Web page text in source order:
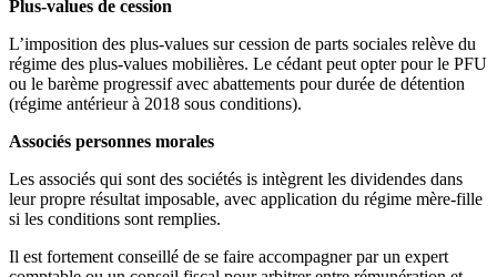
Plus-values de cession
L’imposition des plus-values sur cession de parts sociales relève du
régime des plus-values mobilières. Le cédant peut opter pour le PFU
ou le barème progressif avec abattements pour durée de détention
(régime antérieur à 2018 sous conditions).
Associés personnes morales
Les associés qui sont des sociétés is intègrent les dividendes dans
leur propre résultat imposable, avec application du régime mère-fille
si les conditions sont remplies.
Il est fortement conseillé de se faire accompagner par un expert